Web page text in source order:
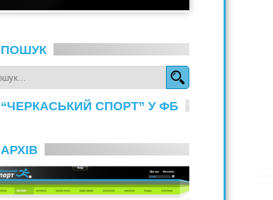
ПОШУК
“ЧЕРКАСЬКИЙ СПОРТ” У ФБ
АРХІВ